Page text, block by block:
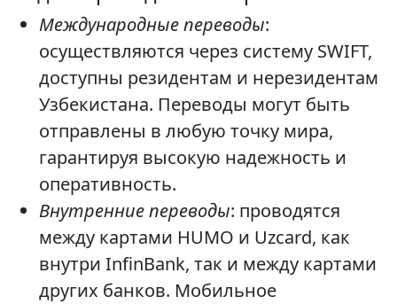
Международные переводы:
осуществляются через систему SWIFT,
доступны резидентам и нерезидентам
Узбекистана. Переводы могут быть
отправлены в любую точку мира,
гарантируя высокую надежность и
оперативность.
Внутренние переводы: проводятся
между картами HUMO и Uzcard, как
внутри InfinBank, так и между картами
других банков. Мобильное